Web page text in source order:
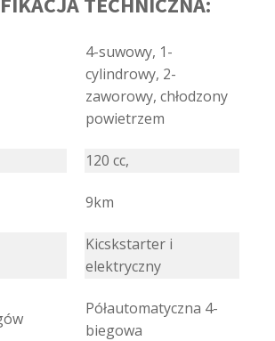
4-suwowy, 1-
cylindrowy, 2-
zaworowy, chłodzony
powietrzem
120 cc,
9km
Kicskstarter i
elektryczny
Półautomatyczna 4-
biegowa